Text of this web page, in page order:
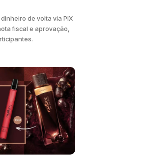
de volta via PIX
fiscal e aprovação,